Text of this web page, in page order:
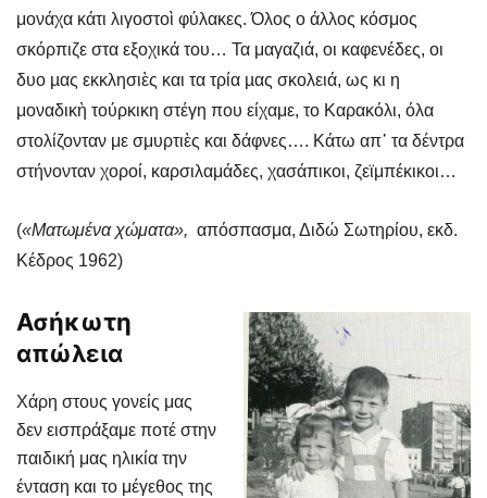
μονάχα κάτι λιγοστοὶ φύλακες. Όλος ο άλλος κόσμος
σκόρπιζε στα εξοχικά του… Τα μαγαζιά, οι καφενέδες, οι
δυο µας εκκλησιὲς και τα τρία µας σκολειά, ως κι η
μοναδικὴ τούρκικη στέγη που είχαμε, το Καρακόλι, όλα
στολίζονταν με σμυρτιὲς και δάφνες…. Κάτω απ᾿ τα δέντρα
στήνονταν χοροί, καρσιλαμάδες, χασάπικοι, ζεϊμπέκικοι…
(«Ματωμένα χώματα», απόσπασμα, Διδώ Σωτηρίου, εκδ.
Κέδρος 1962)
Ασήκωτη
απώλεια
Χάρη στους γονείς μας
δεν εισπράξαμε ποτέ στην
παιδική μας ηλικία την
ένταση και το μέγεθος της